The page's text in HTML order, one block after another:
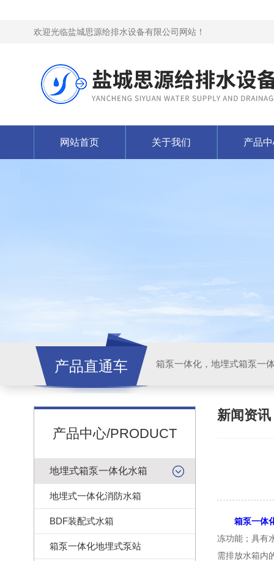
欢迎光临盐城思源给排水设备有限公司网站！
网站首页 关于我们 产品
产品直通车
产品中心/PRODUCT
地埋式箱泵一体化水箱
地埋式一体化消防水箱
BDF装配式水箱
箱泵一体化地埋式泵站
新闻资讯
箱泵一体
冻功能；具有
需排放水箱内